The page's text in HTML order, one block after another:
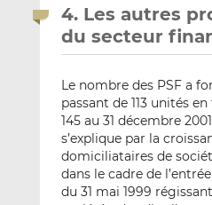
4. Les autres
du secteur
Le nombre des PSF a
passant de 113 unités
145 au 31 décembre
s’explique par la
domiciliataires de
dans le cadre de
du 31 mai 1999